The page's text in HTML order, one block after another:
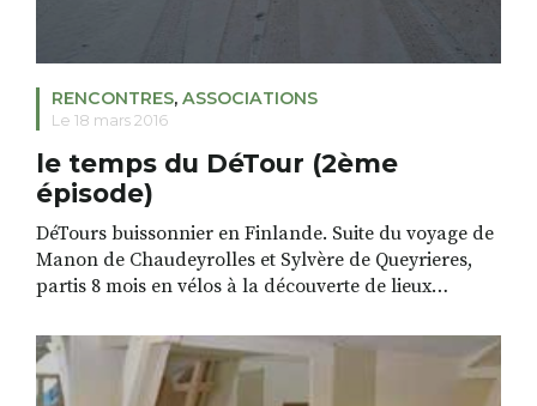
RENCONTRES, ASSOCIATIONS
Le 18 mars 2016
le temps du DéTour (2ème
épisode)
DéTours buissonnier en Finlande. Suite du voyage de
Manon de Chaudeyrolles et Sylvère de Queyrieres,
partis 8 mois en vélos à la découverte de lieux
social, culturel et scolaire. De Détour en aller-retour,
conquête du Nord par le Nord. Pédale douce, hiver
doux Après notre escale en Ardèche, […]